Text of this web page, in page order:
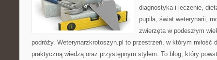
diagnostyka i leczenie,
pupila, świat weterynarii,
zwierzęta w podeszłym
podróży. Weterynarzkrotoszyn.pl to przestrzeń, w którym miłość
praktyczną wiedzą oraz przystępnym stylem. To blog, który